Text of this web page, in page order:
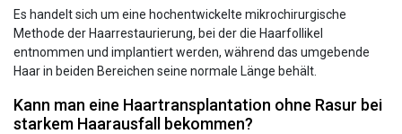
Es handelt sich um eine hochentwickelte mikrochirurgische
Methode der Haarrestaurierung, bei der die Haarfollikel
entnommen und implantiert werden, während das umgebende
Haar in beiden Bereichen seine normale Länge behält.
Kann man eine Haartransplantation ohne Rasur bei
starkem Haarausfall bekommen?